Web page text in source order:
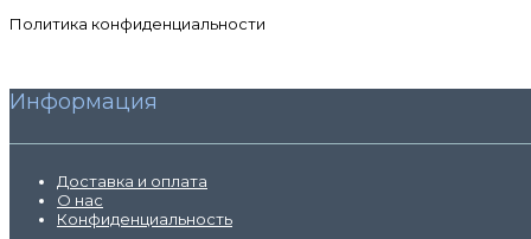
Политика конфиденциальности
Информация
Доставка и оплата
О нас
Конфиденциальность